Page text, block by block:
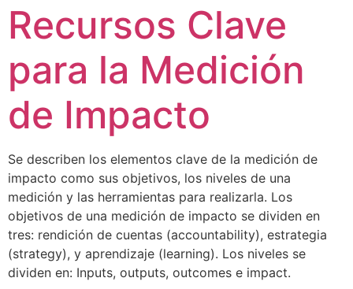
Recursos Clave
para la Medición
de Impacto
Se describen los elementos clave de la medición de
impacto como sus objetivos, los niveles de una
medición y las herramientas para realizarla. Los
objetivos de una medición de impacto se dividen en
tres: rendición de cuentas (accountability), estrategia
(strategy), y aprendizaje (learning). Los niveles se
dividen en: Inputs, outputs, outcomes e impact.